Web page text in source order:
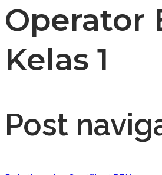
Operator
Kelas 1
Post